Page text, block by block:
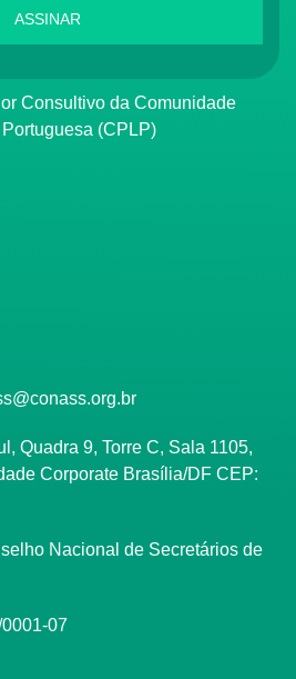
ASSINAR
(CPLP)
Quadra 9, Torre C, Sala 1105,
Corporate Brasília/DF CEP:
Nacional de Secretários de
07